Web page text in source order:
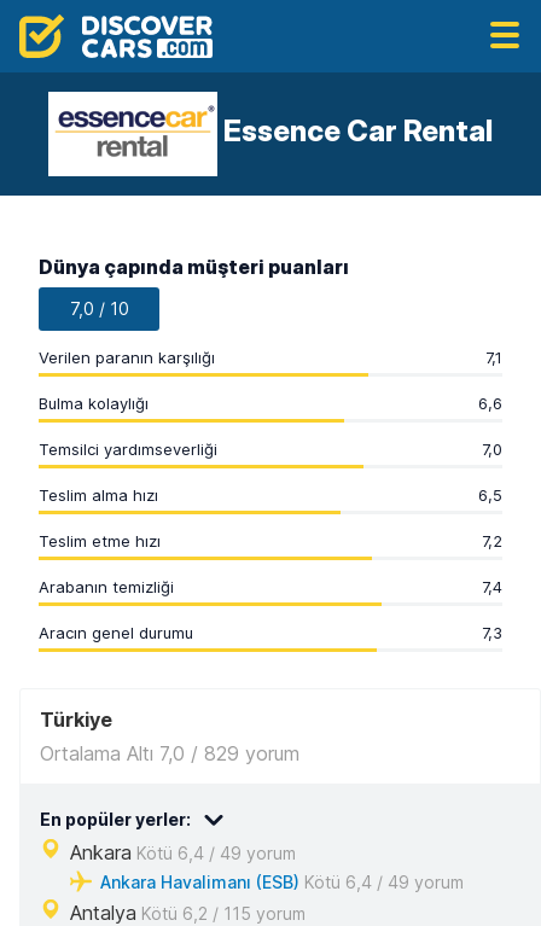
Essence Car Rental
Dünya çapında müşteri puanları
7,0 / 10
Verilen paranın karşılığı 7,1
Bulma kolaylığı 6,6
Temsilci yardımseverliği 7,0
Teslim alma hızı 6,5
Teslim etme hızı 7,2
Arabanın temizliği 7,4
Aracın genel durumu 7,3
Türkiye
Ortalama Altı 7,0 / 829 yorum
En popüler yerler:
Ankara Kötü 6,4 / 49 yorum
Ankara Havalimanı (ESB) Kötü 6,4 / 49 yorum
Antalya Kötü 6,2 / 115 yorum